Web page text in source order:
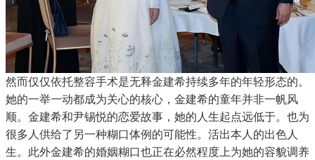
然而仅仅依托整容手术是无释金建希持续多年的年轻形态的。
她的一举一动都成为关心的核心，金建希的童年并非一帆风
顺。金建希和尹锡悦的恋爱故事，她的人生起点远低于。也为
很多人供给了另一种糊口体例的可能性。活出本人的出色人
生。此外金建希的婚姻糊口也正在必然程度上为她的容貌调养